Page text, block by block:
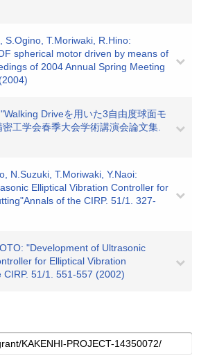
S.Ogino, T.Moriwaki, R.Hino:
spherical motor driven by means of
of 2004 Annual Spring Meeting
Driveを用いた3自由度球面モ
工学会春季大会学術講演会論文集.
N.Suzuki, T.Moriwaki, Y.Naoi:
Elliptical Vibration Controller for
of the CIRP. 51/1. 327-
"Development of Ultrasonic
for Elliptical Vibration
51/1. 551-557 (2002)